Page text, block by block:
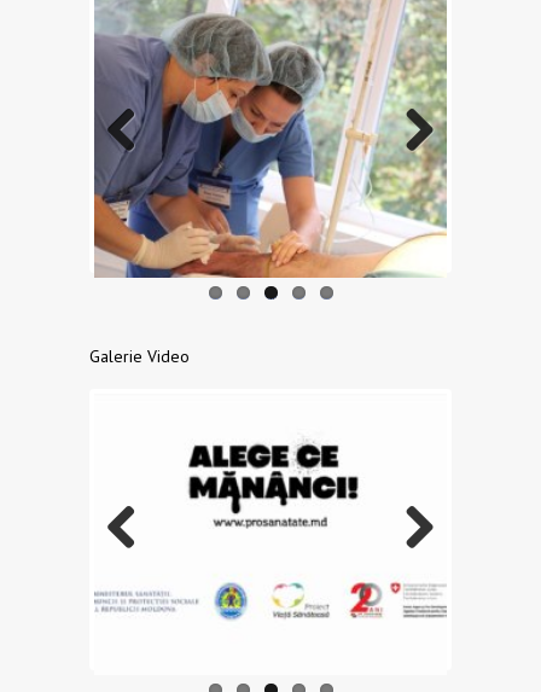
Previo
us
Next
Galerie Video
us